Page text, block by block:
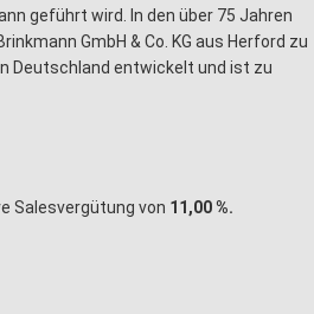
geführt wird. In den über 75 Jahren
GmbH & Co. KG aus Herford zu
Deutschland entwickelt und ist zu
Salesvergütung von 11,00 %.